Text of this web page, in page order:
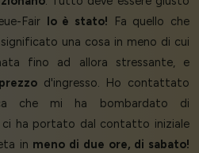
Fair
lo è stato! Fa quello che
una cosa in meno di cui
fino ad allora stressante, e
d'ingresso. Ho contattato
che mi ha bombardato di
ci ha portato dal contatto iniziale
in meno di due ore, di sabato!